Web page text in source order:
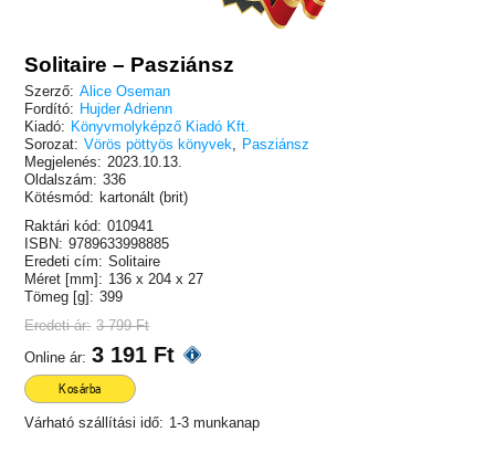
Solitaire – Pasziánsz
Szerző: Alice Oseman
Fordító: Hujder Adrienn
Kiadó: Könyvmolyképző Kiadó Kft.
Sorozat: Vörös pöttyös könyvek
Pasziánsz
Megjelenés: 2023.10.13.
Oldalszám: 336
Kötésmód: kartonált (brit)
Raktári kód: 010941
ISBN: 9789633998885
Eredeti cím: Solitaire
Méret [mm]: 136 x 204 x 27
Tömeg [g]: 399
Eredeti ár: 3 799 Ft
Online ár: 3 191 Ft
Kosárba
Várható szállítási idő: 1-3 munkanap